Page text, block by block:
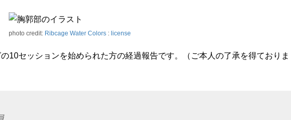
photo credit: Ribcage Water Colors : license
10セッションを始められた方の経過報告です。（ご本人の了承を得ておりま